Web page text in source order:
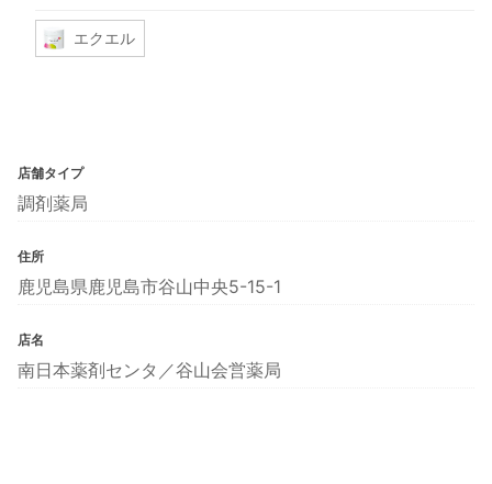
エクエル
店舗タイプ
調剤薬局
住所
鹿児島県鹿児島市谷山中央5-15-1
店名
南日本薬剤センタ／谷山会営薬局